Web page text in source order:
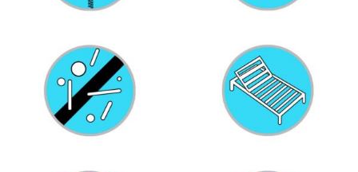
С 240 пружини на кв.м
С перящи се калъфи
С 4-странен цип
Необходимо сглобяване: Да